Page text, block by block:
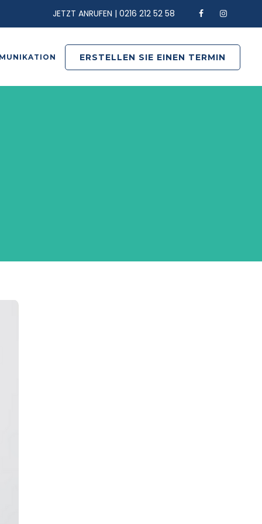
JETZT ANRUFEN | 0216 212 52 58
ERSTELLEN SIE EINEN TERMIN